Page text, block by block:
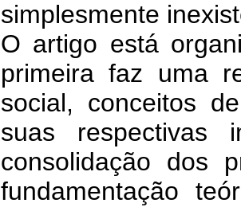
simplesmente
O artigo está
primeira faz uma
social, conceitos
suas respectivas
consolidação dos
fundamentação